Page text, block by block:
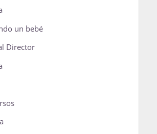
un bebé
Director